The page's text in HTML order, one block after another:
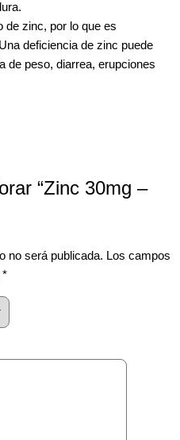
de zinc, por lo que es
deficiencia de zinc puede
de peso, diarrea, erupciones
“Zinc 30mg –
no será publicada. Los campos
*